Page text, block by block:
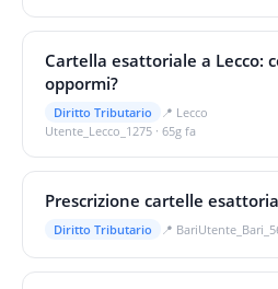
Cartella esattoriale a Lecco:
oppormi?
Diritto Tributario 📍 Lecco
Utente_Lecco_1275 · 65g fa
Prescrizione cartelle
Diritto Tributario 📍 Bari